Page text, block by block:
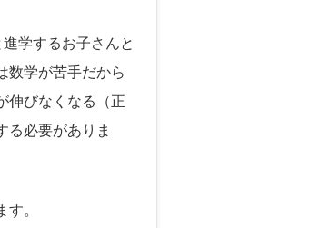
学するお子さんと
数学が苦手だから
伸びなくなる（正
る必要がありま
。